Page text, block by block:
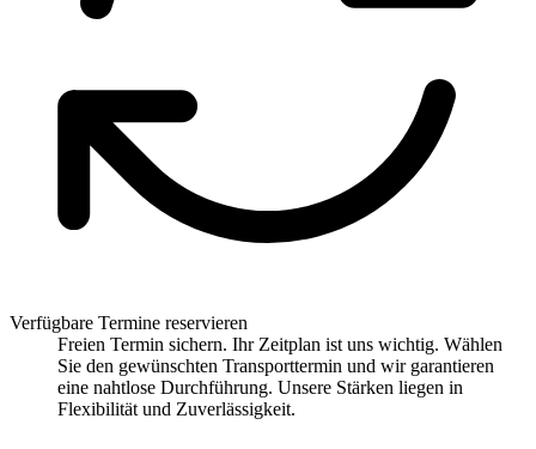
Verfügbare Termine reservieren
Freien Termin sichern. Ihr Zeitplan ist uns wichtig. Wählen
Sie den gewünschten Transporttermin und wir garantieren
eine nahtlose Durchführung. Unsere Stärken liegen in
Flexibilität und Zuverlässigkeit.